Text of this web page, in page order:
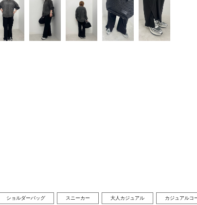
ショルダーバッグ スニーカー 大人カジュアル カジュアルコ